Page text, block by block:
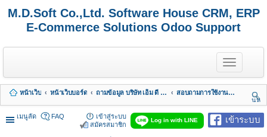
M.D.Soft Co.,Ltd. Software House CRM, ERP
E-Commerce Solutions Odoo Support
T
o
g
l
e
n
a
หน้าเว็บ หน้าเว็บบอร์ด ถามข้อมูล บริษัท เอ็ม ดี ซอฟต์ จำกัด
สอบถามการใช้งานเว็บไซต์ และ ระบบ Support
นห
า
เมนูลัด
เข้าระบบ
Log in with LINE
FAQ
เข้าสู่ระบบ
สมัครสมาชิก